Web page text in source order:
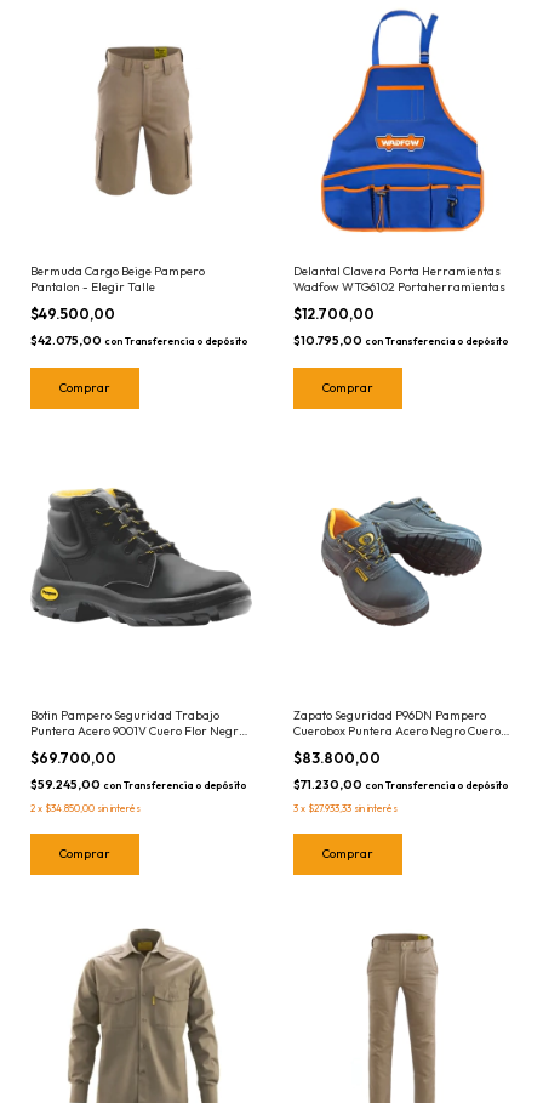
Bermuda Cargo Beige Pampero
Pantalon - Elegir Talle
$49.500,00
$42.075,00 con Transferencia o depósito
Comprar
Delantal Clavera Porta Herramientas
Wadfow WTG6102 Portaherramientas
$12.700,00
$10.795,00 con Transferencia o depósito
Botin Pampero Seguridad Trabajo
Puntera Acero 9001V Cuero Flor Negro
- Elegir Talle - Calzado
$69.700,00
$59.245,00 con Transferencia o depósito
2 x $34.850,00 sin interés
Comprar
Zapato Seguridad P96DN Pampero
Cuerobox Puntera Acero Negro Cuero
Box - Elegir Talle - Calzado de Trabajo
$83.800,00
$71.230,00 con Transferencia o depósito
3 x $27.933,33 sin interés
Comprar